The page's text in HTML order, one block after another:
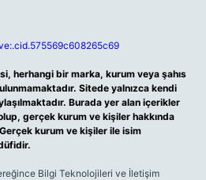
herhangi bir marka, kurum veya şahıs
Sitede yalnızca kendi
Burada yer alan içerikler
gerçek kurum ve kişiler hakkında
kurum ve kişiler ile isim
Bilgi Teknolojileri ve İletişim